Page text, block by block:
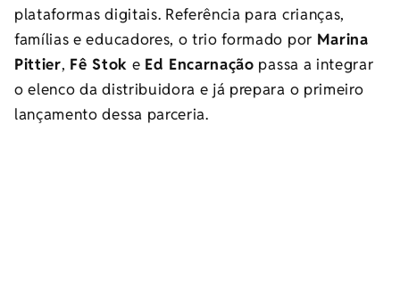
plataformas digitais. Referência para crianças,
famílias e educadores, o trio formado por Marina
Pittier, Fê Stok e Ed Encarnação passa a integrar
o elenco da distribuidora e já prepara o primeiro
lançamento dessa parceria.